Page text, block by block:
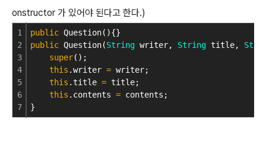
onstructor 가 있어야 된다고 한다.)
1
2
3
4
5
6
7
public Question(){}
public Question(String writer, String title,
super();
this .writer = writer;
this .title = title;
this .contents = contents;
}